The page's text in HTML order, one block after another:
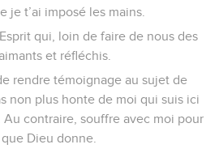
je t’ai imposé les mains.
qui, loin de faire de nous des
et réfléchis.
rendre témoignage au sujet de
non plus honte de moi qui suis ici
Au contraire, souffre avec moi pour
Dieu donne.